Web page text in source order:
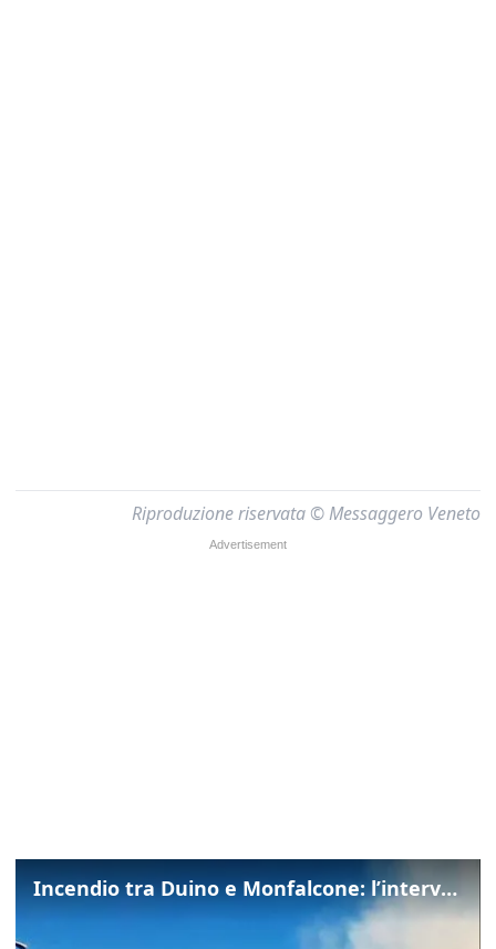
Riproduzione riservata © Messaggero Veneto
Incendio tra Duino e Monfalcone: l’intervento dei vigili del fuoco